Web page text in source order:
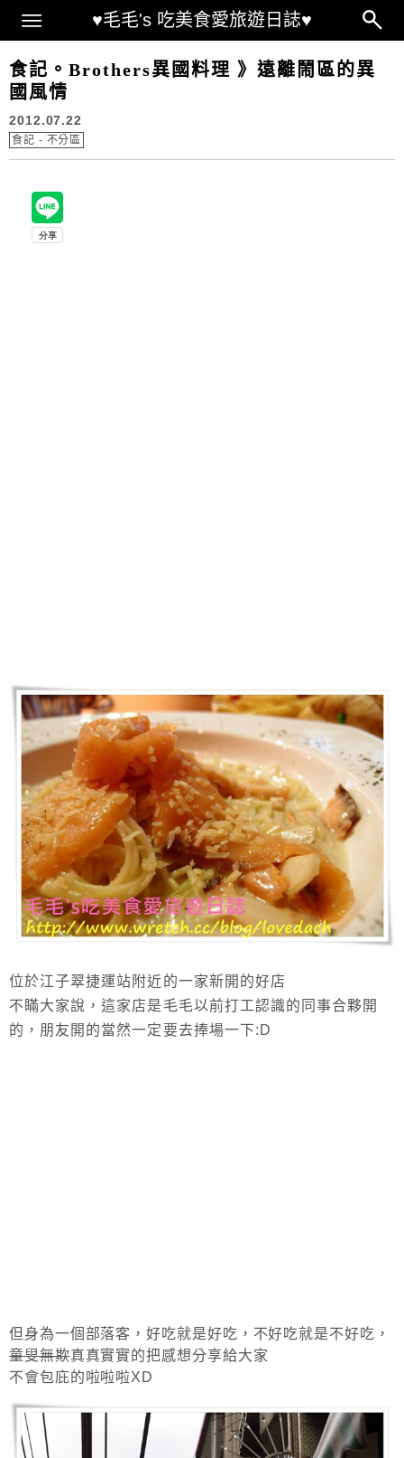
♥毛毛's 吃美食愛旅遊日誌♥
Main Menu
食記。Brothers異國料理 》遠離鬧區的異
國風情
2012.07.22
食記 - 不分區
位於江子翠捷運站附近的一家新開的好店
不瞞大家說，這家店是毛毛以前打工認識的同事合夥開
的，朋友開的當然一定要去捧場一下:D
但身為一個部落客，好吃就是好吃，不好吃就是不好吃，
童叟無欺真真實實的把感想分享給大家
不會包庇的啦啦啦XD